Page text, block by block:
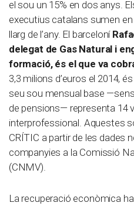
el sou un 15% en dos anys.
executius catalans sumen en
llarg de l’any. El barceloní
delegat de Gas Natural i
formació, és el que va
3,3 milions d’euros el 2014,
seu sou mensual base
de pensions— representa 14
interprofessional. Aquestes
CRÍTIC a partir de les dades
companyies a la Comissió
(CNMV).
La recuperació econòmica